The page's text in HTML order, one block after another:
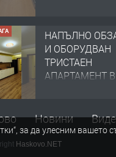
НАПЪЛНО
И ОБОРУДВАН
ТРИСТАЕН
АПАРТАМЕНТ В
Давам гараж
Новини
Haskovo.NET
за да улесним вашето